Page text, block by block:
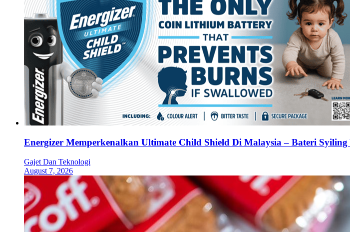
Energizer Memperkenalkan Ultimate Child Shield Di Malaysia – Bateri
Gajet Dan Teknologi
August 7, 2026